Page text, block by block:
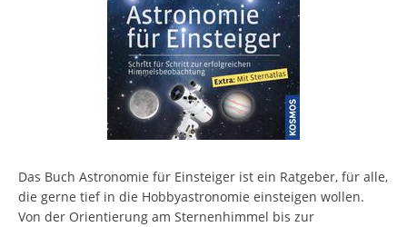
Das Buch Astronomie für Einsteiger ist ein Ratgeber, für alle,
die gerne tief in die Hobbyastronomie einsteigen wollen.
Von der Orientierung am Sternenhimmel bis zur